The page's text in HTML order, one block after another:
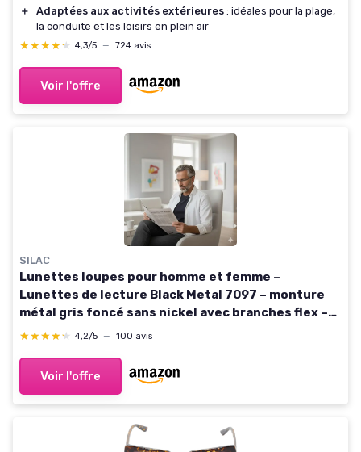
＋
Adaptées aux activités extérieures : idéales pour la plage,
la conduite et les loisirs en plein air
★★★★★
★★★★★ 4,3/5 — 724 avis
Voir l'offre
SILAC
Lunettes loupes pour homme et femme –
Lunettes de lecture Black Metal 7097 – monture
métal gris foncé sans nickel avec branches flex –
dioptrie +1,00 à +3,50 3.50
★★★★★
★★★★★ 4,2/5 — 100 avis
Voir l'offre